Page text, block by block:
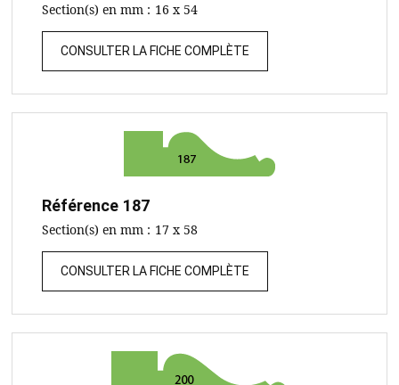
Section(s) en mm : 16 x 54
CONSULTER LA FICHE COMPLÈTE
Référence 187
Section(s) en mm : 17 x 58
CONSULTER LA FICHE COMPLÈTE